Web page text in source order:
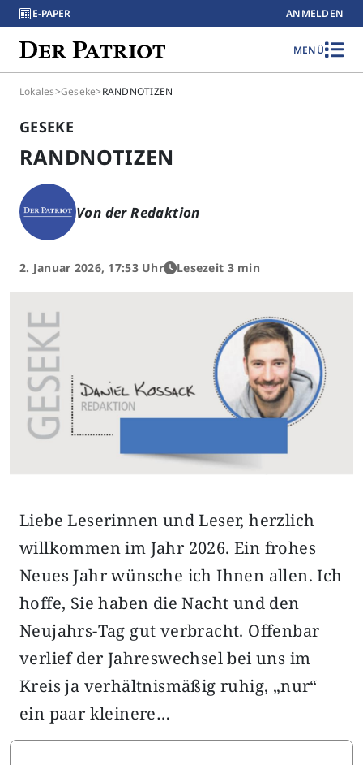
E-PAPER ANMELDEN
MENÜ
Lokales>Geseke>RANDNOTIZEN
GESEKE
RANDNOTIZEN
Von der Redaktion
2. Januar 2026, 17:53 Uhr Lesezeit 3 min
Liebe Leserinnen und Leser, herzlich
willkommen im Jahr 2026. Ein frohes
Neues Jahr wünsche ich Ihnen allen. Ich
hoffe, Sie haben die Nacht und den
Neujahrs-Tag gut verbracht. Offenbar
verlief der Jahreswechsel bei uns im
Kreis ja verhältnismäßig ruhig, „nur“
ein paar kleinere…